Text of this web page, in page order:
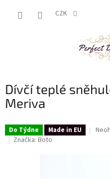
CZK
Dívčí teplé
Meriva
Do Týdne Made in EU
Značka: Boto